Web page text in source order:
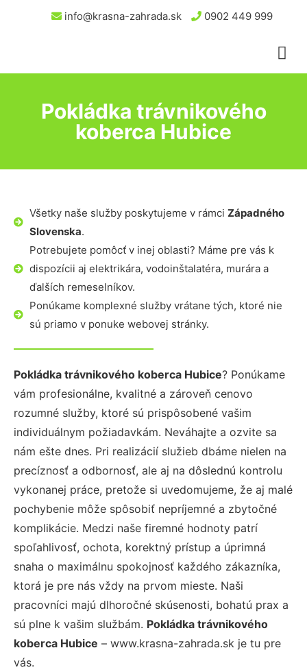
info@krasna-zahrada.sk 0902 449 999
Pokládka trávnikového
koberca Hubice
Všetky naše služby poskytujeme v rámci Západného
Slovenska.
Potrebujete pomôcť v inej oblasti? Máme pre vás k
dispozícii aj elektrikára, vodoinštalatéra, murára a
ďalších remeselníkov.
Ponúkame komplexné služby vrátane tých, ktoré nie
sú priamo v ponuke webovej stránky.
Pokládka trávnikového koberca Hubice? Ponúkame
vám profesionálne, kvalitné a zároveň cenovo
rozumné služby, ktoré sú prispôsobené vašim
individuálnym požiadavkám. Neváhajte a ozvite sa
nám ešte dnes. Pri realizácií služieb dbáme nielen na
precíznosť a odbornosť, ale aj na dôslednú kontrolu
vykonanej práce, pretože si uvedomujeme, že aj malé
pochybenie môže spôsobiť nepríjemné a zbytočné
komplikácie. Medzi naše firemné hodnoty patrí
spoľahlivosť, ochota, korektný prístup a úprimná
snaha o maximálnu spokojnosť každého zákazníka,
ktorá je pre nás vždy na prvom mieste. Naši
pracovníci majú dlhoročné skúsenosti, bohatú prax a
sú plne k vašim službám. Pokládka trávnikového
koberca Hubice – www.krasna-zahrada.sk je tu pre
vás.